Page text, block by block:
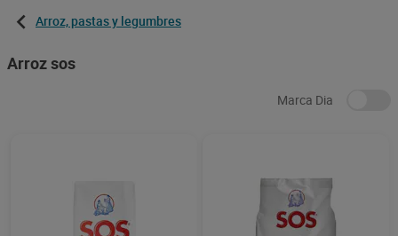
Arroz, pastas y legumbres
Arroz sos
Marca Dia